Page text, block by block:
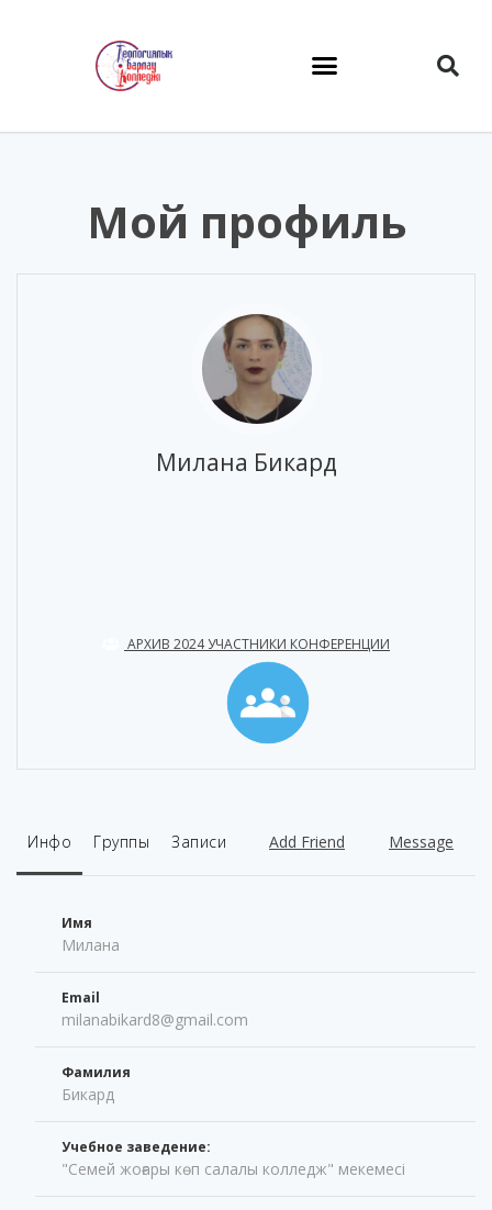
Мой профиль
Милана Бикард
АРХИВ 2024 УЧАСТНИКИ КОНФЕРЕНЦИИ
Инфо Группы Записи Message
Add Friend
Имя
Милана
Email
milanabikard8@gmail.com
Фамилия
Бикард
Учебное заведение:
"Семей жоғары көп салалы колледж" мекемесі